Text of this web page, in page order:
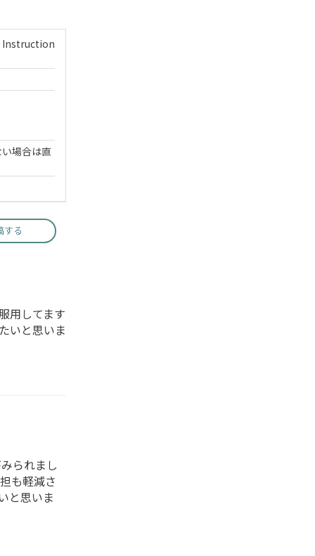
Instruction
場合は直
する
用してます
いと思いま
られまし
も軽減さ
と思いま